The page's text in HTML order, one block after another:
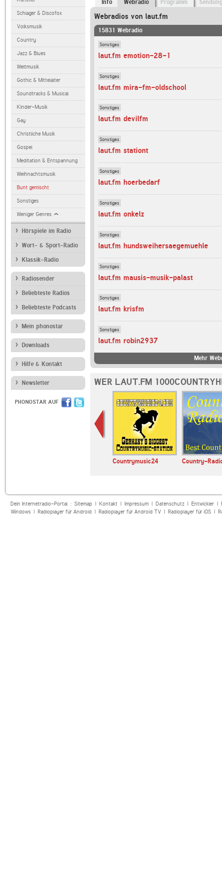
Schlager & Discofox
Volksmusik
Country
Jazz & Blues
Weltmusik
Gothic & Mittelalter
Soundtracks & Musical
Kinder-Musik
Gay
Christliche Musik
Gospel
Meditation & Entspannung
Weihnachtsmusik
Bunt gemischt
Sonstiges
Weniger Genres
Hörspiele im Radio
Wort- & Sport-Radio
Klassik-Radio
Radiosender
Beliebteste Radios
Beliebteste Podcasts
Mein phonostar
Downloads
Hilfe & Kontakt
Newsletter
PHONOSTAR AUF
Info Webradio Programm
Webradios von laut.fm
15831 Webradio
Sonstiges
laut.fm emotion-28-1
Sonstiges
laut.fm mira-fm-oldschool
Sonstiges
laut.fm devilfm
Sonstiges
laut.fm stationt
Sonstiges
laut.fm hoerbedarf
Sonstiges
laut.fm onkelz
Sonstiges
laut.fm hundsweihersaegemuehle
Sonstiges
laut.fm mausis-musik-palast
Sonstiges
laut.fm krisfm
Sonstiges
laut.fm robin2937
Mehr
WER LAUT.FM
Countrymusic24 Country-
Dein Internetradio-Portal : Sitemap| Kontakt| Impressum| Datenschutz| Entwickler|
Windows| Radioplayer für Android| Radioplayer für Android TV| Radioplayer für iOS|